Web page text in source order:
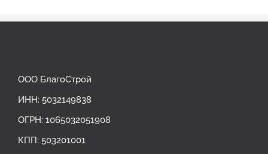
ООО БлагоСтрой
ИНН: 5032149838
ОГРН: ‎1065032051908
КПП: 503201001